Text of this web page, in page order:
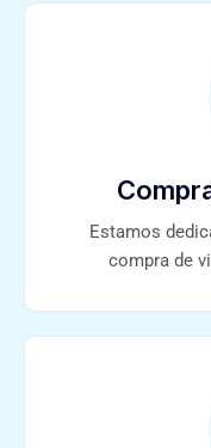
Estamos
compra de